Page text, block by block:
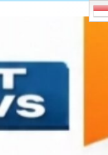
0
Shares
Indonesia